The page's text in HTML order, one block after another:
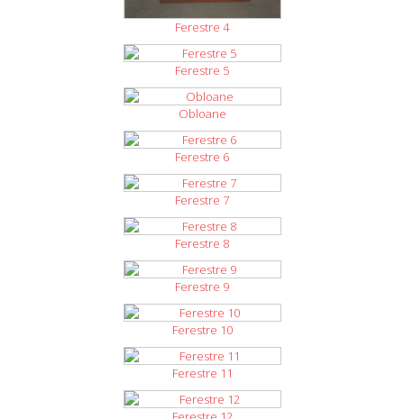
Ferestre 4
Ferestre 5
Obloane
Ferestre 6
Ferestre 7
Ferestre 8
Ferestre 9
Ferestre 10
Ferestre 11